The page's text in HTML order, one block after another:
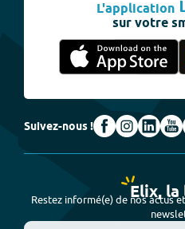
L'application
sur votre
Suivez-nous !
Elix,
Restez informé(e) de nos actus